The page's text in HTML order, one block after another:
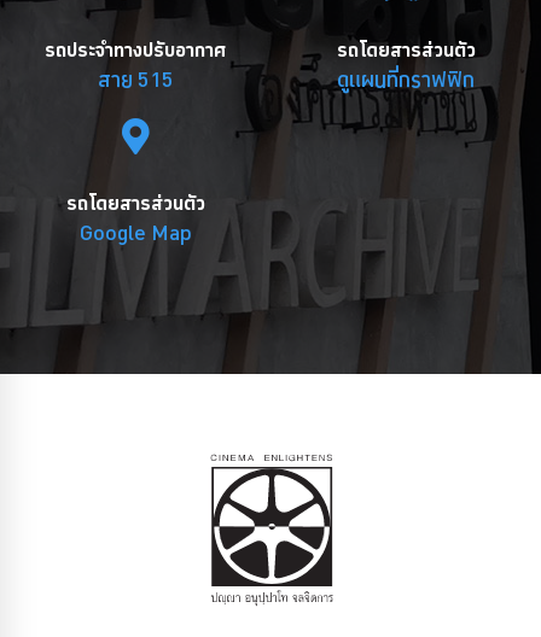
รถประจำทางปรับอากาศ
สาย 515
รถโดยสารส่วนตัว
ดูแผนที่กราฟฟิก
รถโดยสารส่วนตัว
Google Map